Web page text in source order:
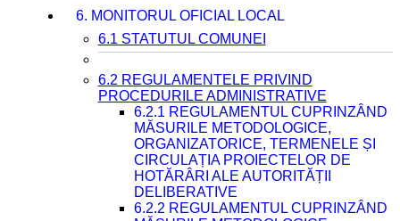
6. MONITORUL OFICIAL LOCAL
6.1 STATUTUL COMUNEI
6.2 REGULAMENTELE PRIVIND
PROCEDURILE ADMINISTRATIVE
6.2.1 REGULAMENTUL CUPRINZÂND
MĂSURILE METODOLOGICE,
ORGANIZATORICE, TERMENELE ȘI
CIRCULAȚIA PROIECTELOR DE
HOTĂRÂRI ALE AUTORITĂȚII
DELIBERATIVE
6.2.2 REGULAMENTUL CUPRINZÂND